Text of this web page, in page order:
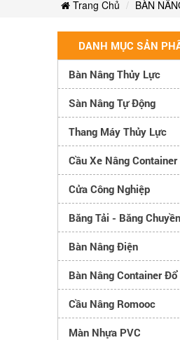
Trang Chủ BÀN
DANH MỤC SẢN
Bàn Nâng Thủy Lực
Sàn Nâng Tự Động
Thang Máy Thủy Lực
Cầu Xe Nâng Container
Cửa Công Nghiệp
Băng Tải - Băng Chuyền
Bàn Nâng Điện
Bàn Nâng Container Đổ
Cầu Nâng Romooc
Màn Nhựa PVC